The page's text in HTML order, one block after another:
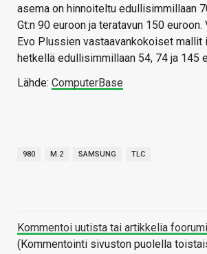
asema on hinnoiteltu edullisimmillaan
Gt:n 90 euroon ja teratavun 150
Evo Plussien vastaavankokoiset mallit
hetkellä edullisimmillaan 54, 74 ja 145
Lähde: ComputerBase
980 M.2 SAMSUNG TLC
Kommentoi uutista tai artikkelia
(Kommentointi sivuston puolella